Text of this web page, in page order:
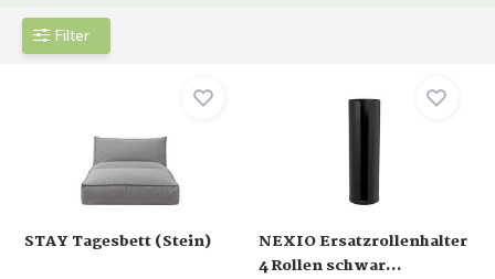
Filter
STAY Tagesbett (Stein)
NEXIO Ersatzrollenhalter
4 Rollen schwar...